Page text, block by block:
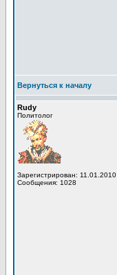
Вернуться к началу
Rudy
Политолог
Зарегистрирован: 11.01.2010
Сообщения: 1028